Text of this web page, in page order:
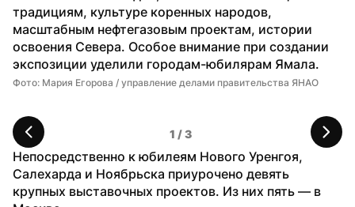
традициям, культуре коренных народов,
масштабным нефтегазовым проектам, истории
освоения Севера. Особое внимание при создании
экспозиции уделили городам-юбилярам Ямала.
1 / 3
Фото: Мария Егорова / управление делами правительства ЯНАО
Непосредственно к юбилеям Нового Уренгоя,
Салехарда и Ноябрьска приурочено девять
крупных выставочных проектов. Из них пять — в